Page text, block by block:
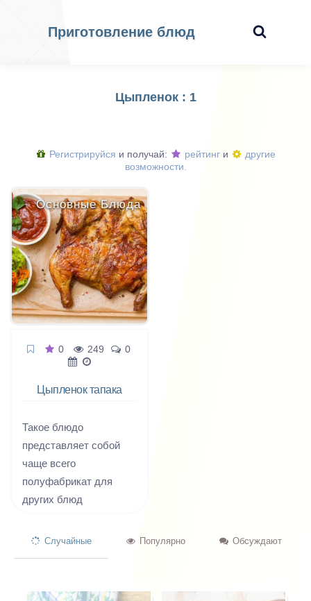
Приготовление блюд
Цыпленок : 1
Регистрируйся и получай: рейтинг и
другие
возможности.
Основные Блюда
0 249 0
Цыпленок тапака
Такое блюдо
представляет собой
чаще всего
полуфабрикат для
других блюд
например для борани
жарят без приправ,
Случайные Популярно Обсуждают